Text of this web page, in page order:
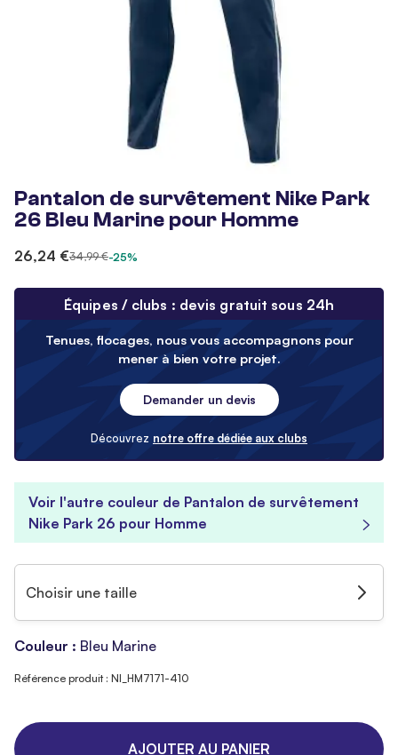
Pantalon de survêtement Nike Park
26 Bleu Marine pour Homme
26,24 €34,99 €-25%
Équipes / clubs : devis gratuit sous 24h
Tenues, flocages, nous vous accompagnons pour
mener à bien votre projet.
Demander un devis
Découvrez notre offre dédiée aux clubs
Voir l'autre couleur de Pantalon de survêtement
Nike Park 26 pour Homme
Choisir une taille
Couleur : Bleu Marine
Référence produit : NI_HM7171-410
AJOUTER AU PANIER